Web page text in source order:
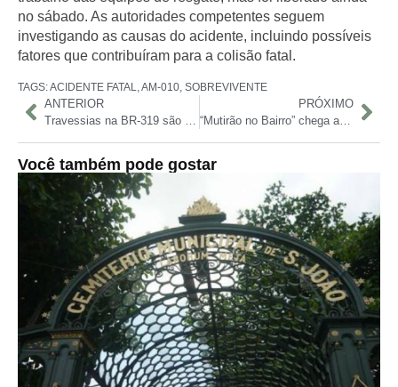
no sábado. As autoridades competentes seguem
investigando as causas do acidente, incluindo possíveis
fatores que contribuíram para a colisão fatal.
TAGS:ACIDENTE FATAL AM-010 SOBREVIVENTE
ANTERIOR
PRÓXIMO
“Mutirão no Bairro” chega ao Tancredo Neves com obras e serviços comunitários
Você também pode gostar